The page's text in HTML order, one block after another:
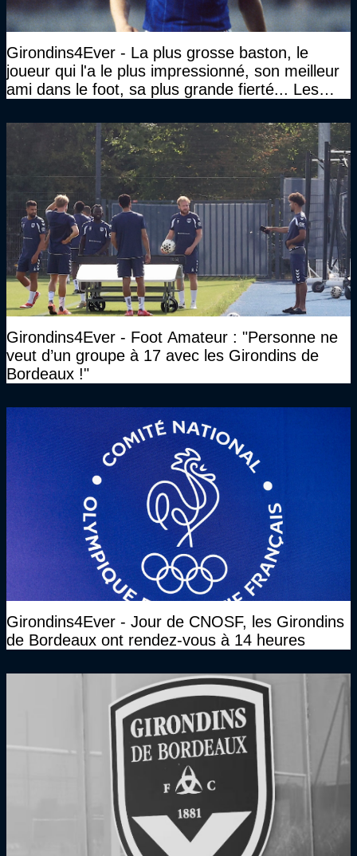
Girondins4Ever - La plus grosse baston, le
joueur qui l'a le plus impressionné, son meilleur
ami dans le foot, sa plus grande fierté... Les
Girondins4Ever - Foot Amateur : "Personne ne
veut d’un groupe à 17 avec les Girondins de
Bordeaux !"
Girondins4Ever - Jour de CNOSF, les Girondins
de Bordeaux ont rendez-vous à 14 heures